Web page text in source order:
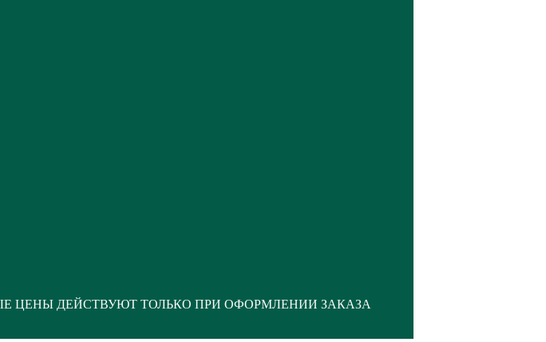
ЦЕНЫ ДЕЙСТВУЮТ ТОЛЬКО ПРИ ОФОРМЛЕНИИ ЗАКАЗА